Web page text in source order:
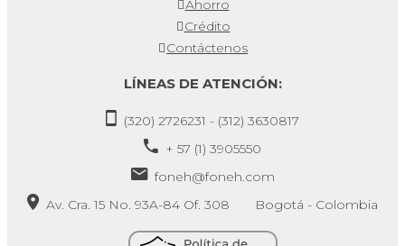
Ahorro
Crédito
Contáctenos
LÍNEAS DE ATENCIÓN:
(320) 2726231 - (312) 3630817
+ 57 (1) 3905550
foneh@foneh.com
Av. Cra. 15 No. 93A-84 Of. 308 Bogotá - Colombia